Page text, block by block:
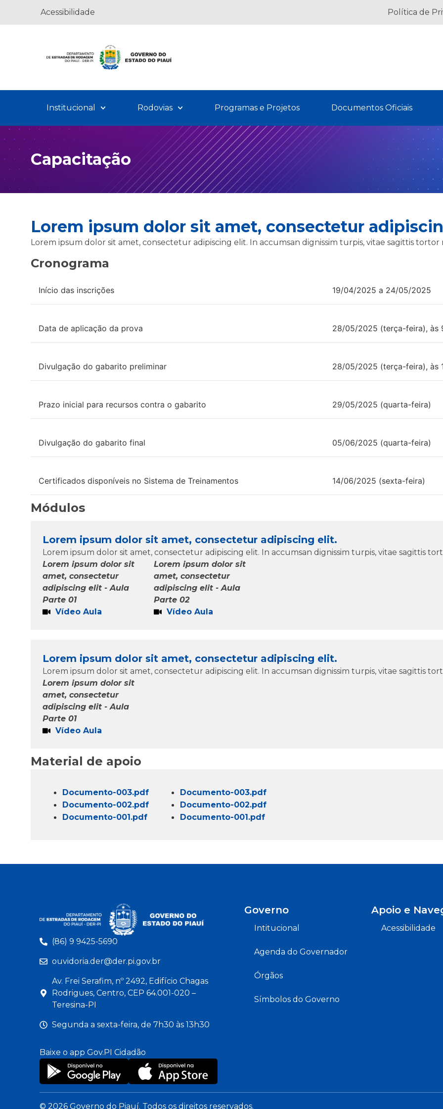
Acessibilidade Política de
Institucional Rodovias Programas e Projetos Documentos Oficiais
Capacitação
Lorem ipsum dolor sit amet, consectetur
Lorem ipsum dolor sit amet, consectetur adipiscing elit. In accumsan dignissim turpis, vitae sagittis tortor
Cronograma
Início das inscrições 19/04/2025 a 24/05/2025
Data de aplicação da prova 28/05/2025 (terça-feira), às
Divulgação do gabarito preliminar 28/05/2025 (terça-feira), às
Prazo inicial para recursos contra o gabarito 29/05/2025 (quarta-feira)
Divulgação do gabarito final 05/06/2025 (quarta-feira)
Certificados disponíveis no Sistema de Treinamentos 14/06/2025 (sexta-feira)
Módulos
Lorem ipsum dolor sit amet, consectetur adipiscing elit.
Lorem ipsum dolor sit amet, consectetur adipiscing elit. In accumsan dignissim turpis, vitae sagittis
Lorem ipsum dolor sit
amet, consectetur
adipiscing elit - Aula
Parte 01
Vídeo Aula
Lorem ipsum dolor sit
amet, consectetur
adipiscing elit - Aula
Parte 02
Vídeo Aula
Lorem ipsum dolor sit amet, consectetur adipiscing elit.
Lorem ipsum dolor sit amet, consectetur adipiscing elit. In accumsan dignissim turpis, vitae sagittis
Lorem ipsum dolor sit
amet, consectetur
adipiscing elit - Aula
Parte 01
Vídeo Aula
Material de apoio
Documento-003.pdf
Documento-002.pdf
Documento-001.pdf
Documento-003.pdf
Documento-002.pdf
Documento-001.pdf
(86) 9 9425-5690
ouvidoria.der@der.pi.gov.br
Av. Frei Serafim, nº 2492, Edifício Chagas
Rodrigues, Centro, CEP 64.001-020 –
Teresina-PI
Segunda a sexta-feira, de 7h30 às 13h30
Governo
Intitucional
Agenda do Governador
Órgãos
Símbolos do Governo
Apoio e
Acessibilidade
Baixe o app Gov.PI Cidadão
© 2026 Governo do Piauí. Todos os direitos reservados.